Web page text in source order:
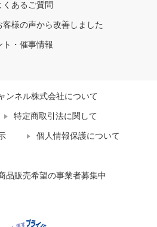
くあるご質問
客様の声から改善しました
ト・催事情報
ンネル株式会社について
特定商取引法に関して
個人情報保護について
品販売希望の事業者募集中